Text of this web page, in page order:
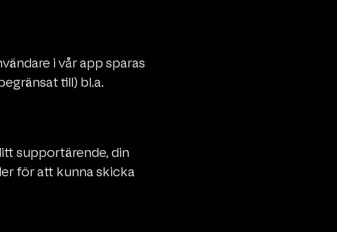
i vår app sparas
till) bl.a.
supportärende, din
för att kunna skicka